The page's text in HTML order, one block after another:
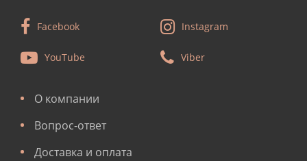
Facebook Instagram
YouTube Viber
О компании
Вопрос-ответ
Доставка и оплата